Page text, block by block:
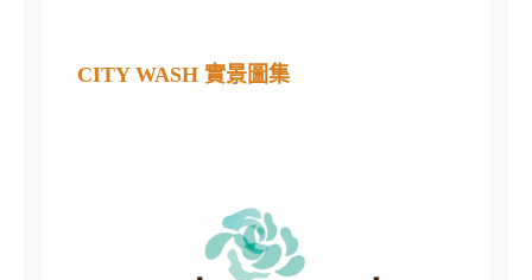
CITY WASH 實景圖集